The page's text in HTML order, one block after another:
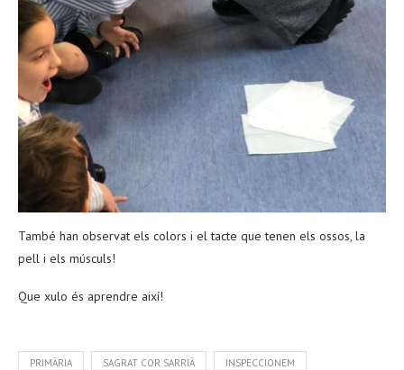
També han observat els colors i el tacte que tenen els ossos, la
pell i els músculs!
Que xulo és aprendre així!
PRIMÀRIA SAGRAT COR SARRIÀ INSPECCIONEM